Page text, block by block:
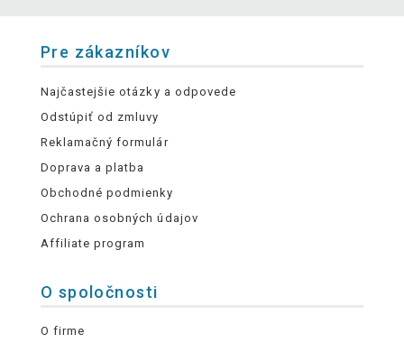
Pre zákazníkov
Najčastejšie otázky a odpovede
Odstúpiť od zmluvy
Reklamačný formulár
Doprava a platba
Obchodné podmienky
Ochrana osobných údajov
Affiliate program
O spoločnosti
O firme